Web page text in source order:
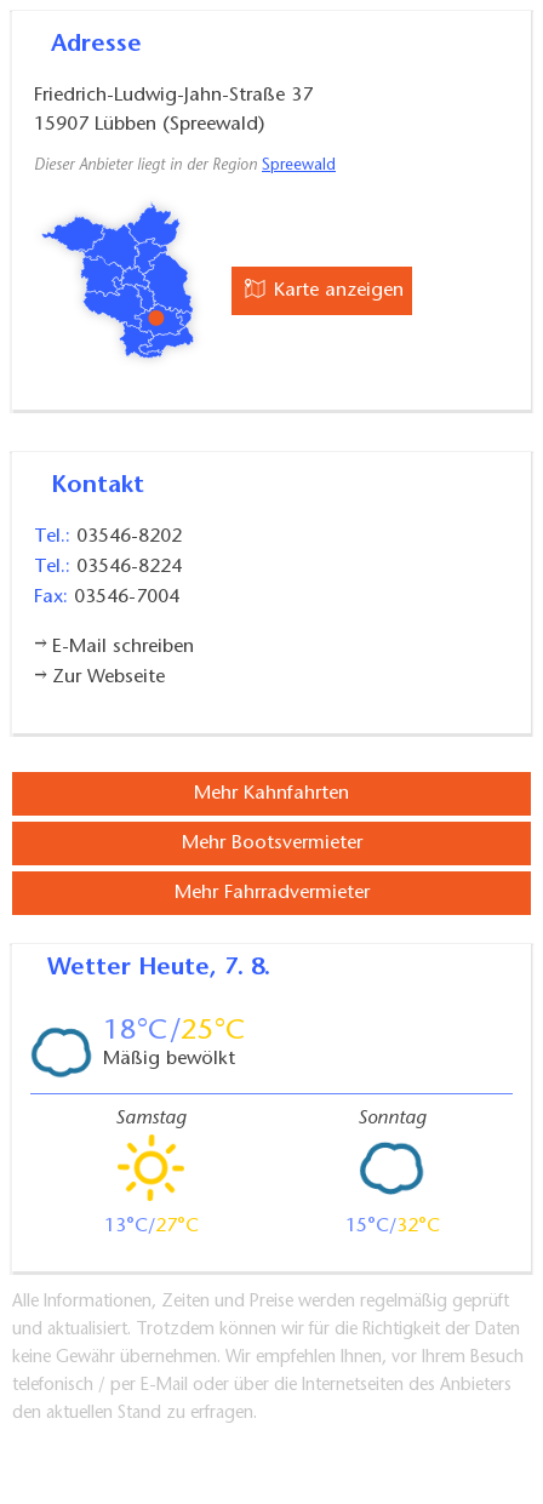
Adresse
Friedrich-Ludwig-Jahn-Straße 37
15907 Lübben (Spreewald)
Dieser Anbieter liegt in der Region Spreewald
Karte anzeigen
Kontakt
Tel.: 03546-8202
Tel.: 03546-8224
Fax: 03546-7004
E-Mail schreiben
Zur Webseite
Mehr Kahnfahrten
Mehr Bootsvermieter
Mehr Fahrradvermieter
Wetter Heute, 7. 8.
18 25
Mäßig bewölkt
Samstag
13 27
Sonntag
15 32
Alle Informationen, Zeiten und Preise werden regelmäßig geprüft
und aktualisiert. Trotzdem können wir für die Richtigkeit der Daten
keine Gewähr übernehmen. Wir empfehlen Ihnen, vor Ihrem Besuch
telefonisch / per E-Mail oder über die Internetseiten des Anbieters
den aktuellen Stand zu erfragen.